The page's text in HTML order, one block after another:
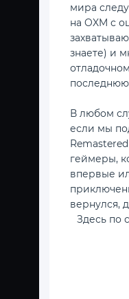
мира
на OXM с
знаете) и
последнюю
В любом
если мы
геймеры,
впервые
вернулся,
Здесь по